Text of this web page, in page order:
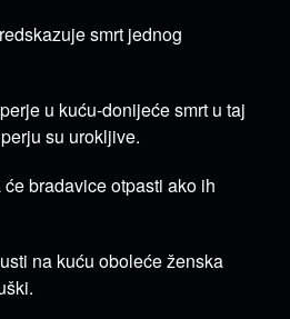
smrt jednog
u kuću-donijeće smrt u taj
su urokljive.
bradavice otpasti ako ih
na kuću oboleće ženska